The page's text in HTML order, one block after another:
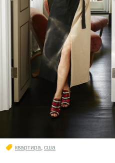
квартира, сша